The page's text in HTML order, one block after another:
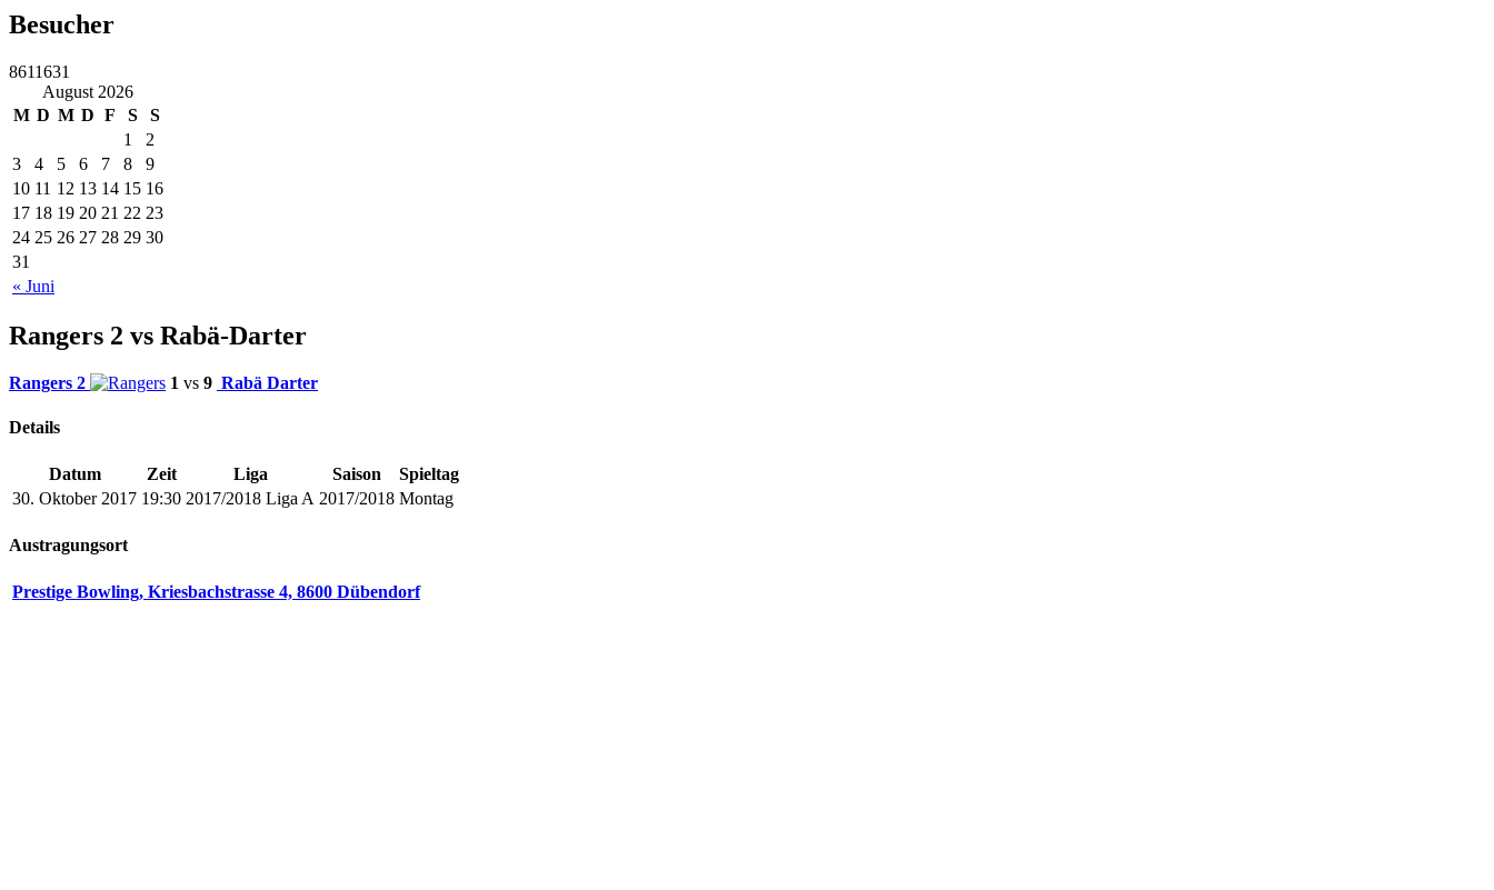
Besucher
8611631
August 2026
M D M D F S S
« Juni
1
2
3
4 5 6 7 8
9
10 11 12 13 14 15 16
17 18 19 20 21 22 23
24 25 26 27 28 29 30
31
Rangers 2 vs Rabä-Darter
Rangers 2 1 vs 9 Rabä Darter
Details
Datum Zeit Liga Saison
Spieltag
30. Oktober 2017 19:30 2017/2018 Liga A 2017/2018 Montag
Austragungsort
Prestige Bowling, Kriesbachstrasse 4, 8600 Dübendorf